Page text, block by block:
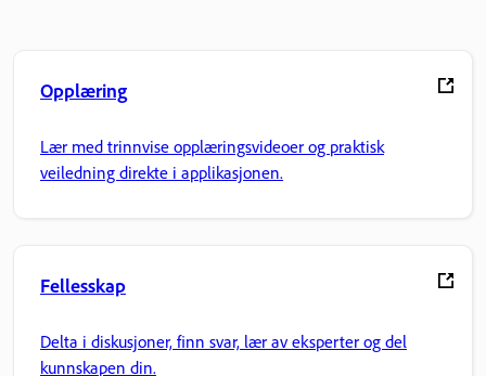
Opplæring
Lær med trinnvise opplæringsvideoer og praktisk
veiledning direkte i applikasjonen.
Fellesskap
Delta i diskusjoner, finn svar, lær av eksperter og del
kunnskapen din.